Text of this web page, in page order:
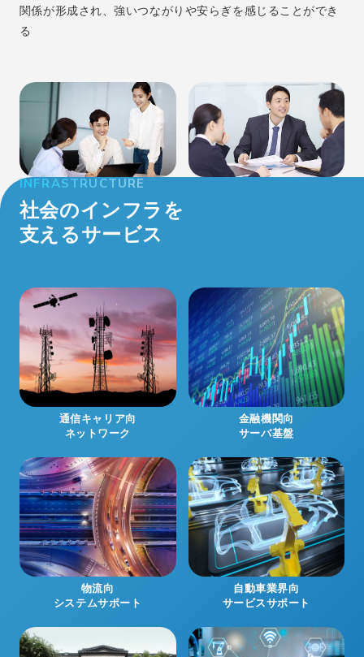
関係が形成され、強いつながりや安らぎを感じることができ
る
INFRASTRUCTURE
社会のインフラを
支えるサービス
通信キャリア向
ネットワーク
金融機関向
サーバ基盤
物流向
システムサポート
自動車業界向
サービスサポート